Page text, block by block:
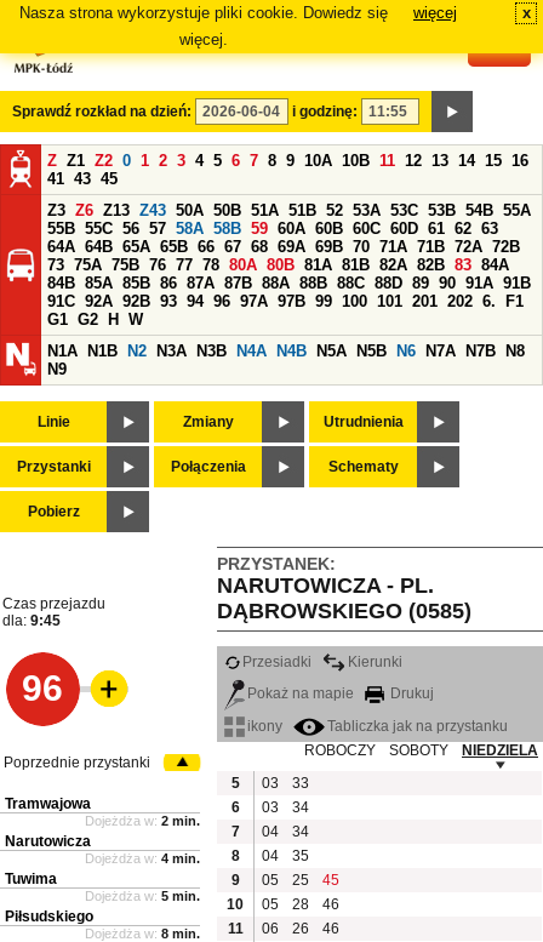
Nasza strona wykorzystuje pliki cookie. Dowiedz się
więcej.
więcej x
Sprawdź rozkład na dzień: i godzinę:
Z Z1 Z2 0 1 2 3 4 5 6 7 8 9 10A 10B 11 12 13 14 15 16
41 43 45
Z3 Z6 Z13 Z43 50A 50B 51A 51B 52 53A 53C 53B 54B 55A
55B 55C 56 57 58A 58B 59 60A 60B 60C 60D 61 62 63
64A 64B 65A 65B 66 67 68 69A 69B 70 71A 71B 72A 72B
73 75A 75B 76 77 78 80A 80B 81A 81B 82A 82B 83 84A
84B 85A 85B 86 87A 87B 88A 88B 88C 88D 89 90 91A 91B
91C 92A 92B 93 94 96 97A 97B 99 100 101 201 202 6.
F1
G1 G2 H
W
N1A
N1B N2 N3A N3B N4A N4B N5A N5B N6 N7A N7B
N8
N9
Linie Zmiany Utrudnienia
Przystanki Połączenia Schematy
Pobierz
PRZYSTANEK:
NARUTOWICZA - PL.
DĄBROWSKIEGO (0585)
Czas przejazdu
dla: 9:45
96
Przesiadki
Kierunki
Pokaż na mapie
Drukuj
ikony
Tabliczka jak na przystanku
ROBOCZY
SOBOTY
NIEDZIELA
5
03
33
6
03
34
7
04
34
8
04
35
9
05 25
45
10
05 28
46
11
06 26
46
Poprzednie przystanki
Tramwajowa
Dojeżdża w: 2 min.
Narutowicza
Dojeżdża w: 4 min.
Tuwima
Dojeżdża w: 5 min.
Piłsudskiego
Dojeżdża w: 8 min.